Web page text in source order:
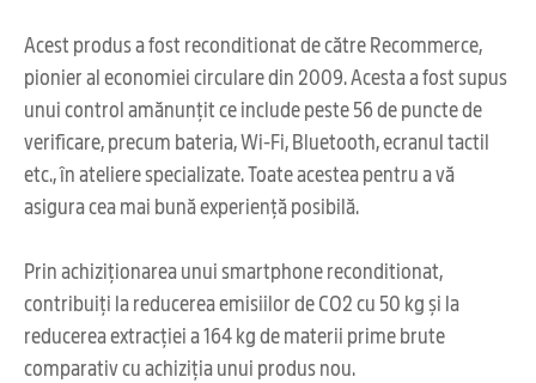
Acest produs a fost reconditionat de către Recommerce,
pionier al economiei circulare din 2009. Acesta a fost supus
unui control amănunțit ce include peste 56 de puncte de
verificare, precum bateria, Wi-Fi, Bluetooth, ecranul tactil
etc., în ateliere specializate. Toate acestea pentru a vă
asigura cea mai bună experiență posibilă.
Prin achiziționarea unui smartphone reconditionat,
contribuiți la reducerea emisiilor de CO2 cu 50 kg și la
reducerea extracției a 164 kg de materii prime brute
comparativ cu achiziția unui produs nou.